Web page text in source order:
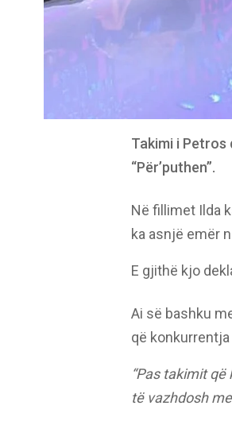
Takimi i Petros
“Për’puthen”.
Në fillimet Ilda
ka asnjë emër
E gjithë kjo
Ai së bashku
që
“Pas takimit
të vazhdosh